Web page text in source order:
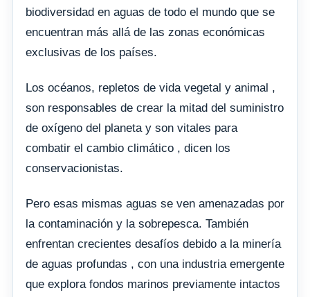
biodiversidad en aguas de todo el mundo que se
encuentran más allá de las zonas económicas
exclusivas de los países.
Los océanos, repletos de vida vegetal y animal ,
son responsables de crear la mitad del suministro
de oxígeno del planeta y son vitales para
combatir el cambio climático , dicen los
conservacionistas.
Pero esas mismas aguas se ven amenazadas por
la contaminación y la sobrepesca. También
enfrentan crecientes desafíos debido a la minería
de aguas profundas , con una industria emergente
que explora fondos marinos previamente intactos